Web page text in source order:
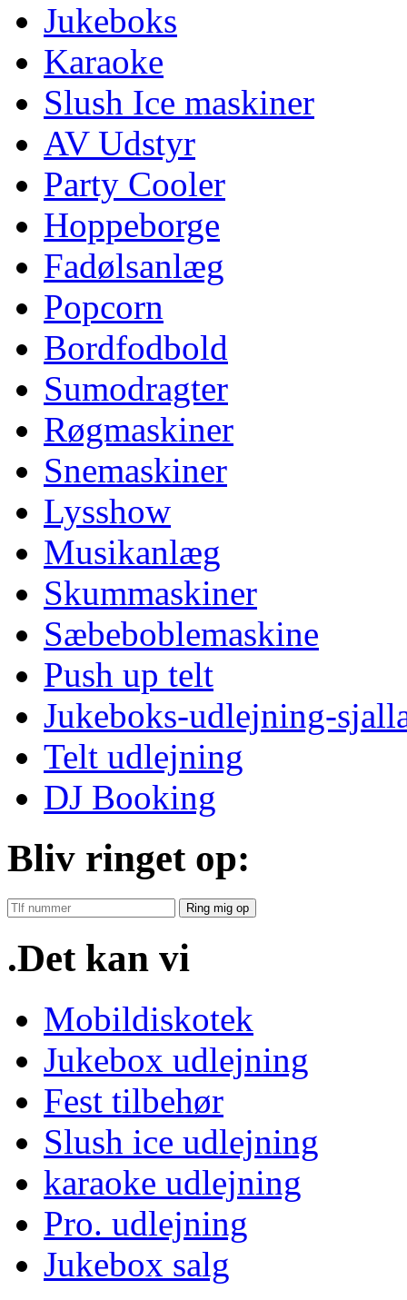
Jukeboks
Karaoke
Slush Ice maskiner
AV Udstyr
Party Cooler
Hoppeborge
Fadølsanlæg
Popcorn
Bordfodbold
Sumodragter
Røgmaskiner
Snemaskiner
Lysshow
Musikanlæg
Skummaskiner
Sæbeboblemaskine
Push up telt
Jukeboks-udlejning-
Telt udlejning
DJ Booking
Bliv ringet op:
Ring mig op
.Det kan vi
Mobildiskotek
Jukebox udlejning
Fest tilbehør
Slush ice udlejning
karaoke udlejning
Pro. udlejning
Jukebox salg